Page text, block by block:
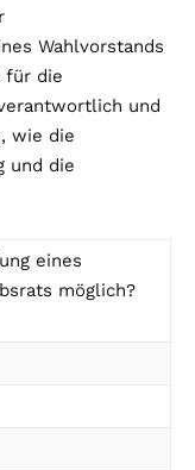
Wahlvorstands
für die
und
wie die
und die
eines
möglich?